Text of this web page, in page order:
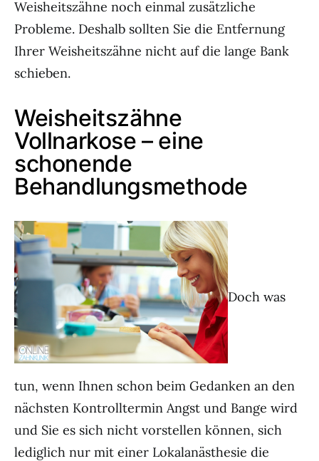
Weisheitszähne noch einmal zusätzliche
Probleme. Deshalb sollten Sie die Entfernung
Ihrer Weisheitszähne nicht auf die lange Bank
schieben.
Weisheitszähne
Vollnarkose – eine
schonende
Behandlungsmethode
Doch was
tun, wenn Ihnen schon beim Gedanken an den
nächsten Kontrolltermin Angst und Bange wird
und Sie es sich nicht vorstellen können, sich
lediglich nur mit einer Lokalanästhesie die